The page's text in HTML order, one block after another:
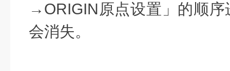
→ORIGIN原点设置」的顺
会消失。